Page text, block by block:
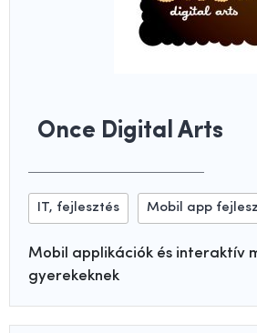
Once Digital Arts
IT, fejlesztés Mobil app
Mobil applikációk és interaktív
gyerekeknek